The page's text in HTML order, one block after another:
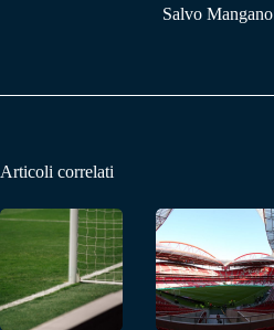
Salvo Mangano
Articoli correlati